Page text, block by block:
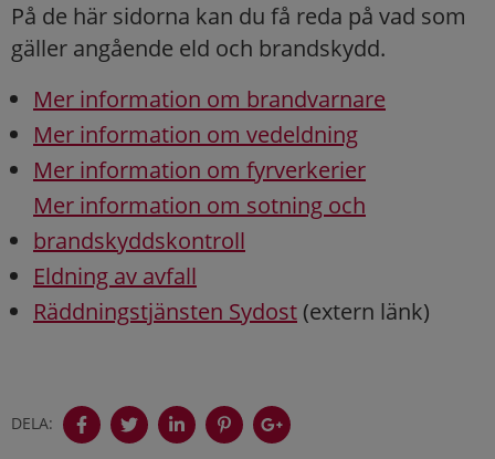
På de här sidorna kan du få reda på vad som
gäller angående eld och brandskydd.
Mer information om brandvarnare
Mer information om vedeldning
Mer information om fyrverkerier
Mer information om sotning och
brandskyddskontroll
Eldning av avfall
Räddningstjänsten Sydost (extern länk)
DELA: